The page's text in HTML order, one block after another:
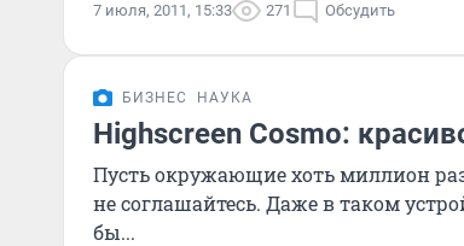
7 июля, 2011, 15:33 271 Обсудить
БИЗНЕС НАУКА
Highscreen Cosmo:
Пусть окружающие хоть миллион
не соглашайтесь. Даже в таком
бы...